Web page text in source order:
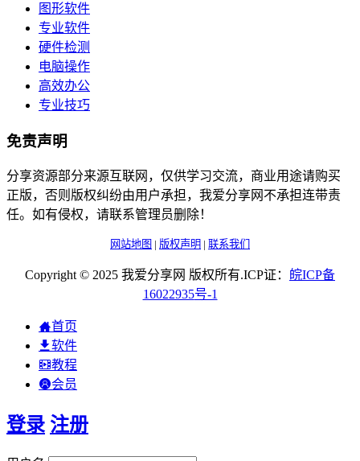
图形软件
专业软件
硬件检测
电脑操作
高效办公
专业技巧
免责声明
分享资源部分来源互联网，仅供学习交流，商业用途请购买
正版，否则版权纠纷由用户承担，我爱分享网不承担连带责
任。如有侵权，请联系管理员删除！
网站地图 | 版权声明 | 联系我们
Copyright © 2025 我爱分享网 版权所有.ICP证： 皖ICP备
16022935号-1
首页
软件
教程
会员
登录 注册